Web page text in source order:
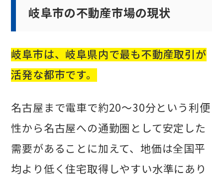
岐阜市の不動産市場の現状
岐阜市は、岐阜県内で最も不動産取引が
活発な都市です。
名古屋まで電車で約20〜30分という利便
性から名古屋への通勤圏として安定した
需要があることに加えて、地価は全国平
均より低く住宅取得しやすい水準にあり